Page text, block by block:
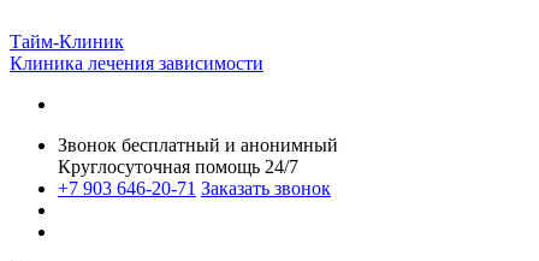
Тайм-Клиник
Клиника лечения зависимости
Звонок бесплатный и анонимный
Круглосуточная помощь 24/7
+7 903 646-20-71 Заказать звонок